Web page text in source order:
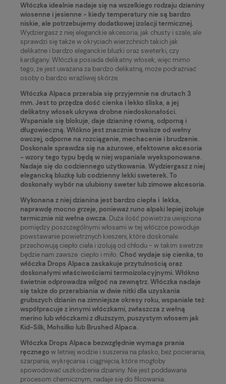
Włóczka idealnie nadaje się na wszelkiego rodzaju dzianiny
wiosenne i jesienne - kiedy temperatury nie są bardzo
niskie, ale potrzebujemy dodatkowej izolacji termicznej.
Wydziergasz z niej eleganckie akcesoria, jak chusty i szale, ale
sprawdzi się także w okryciach wierzchnich takich jak
delikatne i bardzo eleganckie bluzki oraz sweterki, czy
kardigany. Włóczka posiada delikatny włosek, więc mimo
tego, że jest uważana za bardzo delikatną, może podrażniać
osoby o bardzo wrażliwej skórze.
Włóczka Alpaca przerabia się przyjemnie na drutach 3
mm. Jest to przędza dość cienka i lekko śliska, a jej
delikatny włosek ukrywa drobne niedoskonałości.
Wspaniale się blokuje, daje dzianinę równą, odporną i
długowieczną. Włókno jest znacznie trwalsze od wełny
owczej, odporne na rozciąganie, mechacenie i brudzenie.
Doskonale sprawdza się na ażurowe, efektowne akcesoria
- wzory tego typu będą w niej wspaniale wyeksponowane.
Nadaje się do codziennego użytkowania. Wydziergasz z niej
elegancką bluzkę lub codzienny lekki sweterek. To
doskonały wybór na ulubiony sweter lub zimowe akcesoria.
Wykonana z niej dzianina jest bardzo ciepła i lekka,
naprawdę mocno grzeje, ponieważ runo alpaki lepiej izoluje
termicznie niż wełna owcza. Duża ilość powietrza uwięziona
pomiędzy poszczególnymi włosami w tej włóczce powoduje
powstawanie powietrznych kieszeni, które doskonale
przechowują ciepło ciała i izolują od chłodu - w takim swetrze
będzie nam zawsze ciepło i miło. Choć wydaje się cienka, to
włóczka Drops Alpaca zaskakuje przytulnością oraz
doskonałymi właściwościami termoizolacyjnymi. Włókno
świetnie odprowadza wilgoć na zewnątrz. Włóczka nadaje
się także do przerabiania w dwie nitki dla uzyskania
grubszych dzianin na zimniejsze okresy roku, wspaniale też
współpracuje z innymi włóczkami, zwłaszcza z wełną
merino lub włóczkami z dłuższym, puszystym włosem jak
Kid-Silk, Mohsilko lub Brushed Alpaca.
Włóczka Drops Alpaca bezwzględnie wymaga prania
ręcznego w letniej wodzie i suszenia na płasko, bez pocierania,
szarpania, wykręcania i ciągnięcia, które mogłoby
spowodować uszkodzenia dzianiny. Nie jest poddawana
procesom chemicznym, nadaje się do filcowania.